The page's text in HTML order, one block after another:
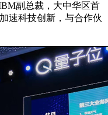
副总裁，大中华区首
速科技创新，与合作伙